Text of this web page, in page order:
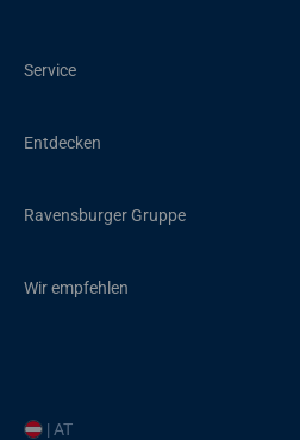
Service
Entdecken
Ravensburger Gruppe
Wir empfehlen
| AT